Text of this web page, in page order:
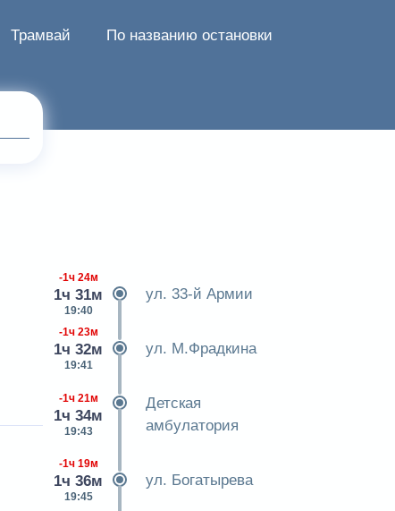
Трамвай По названию остановки
-1ч 24м
1ч 31м
19:40
ул. 33-й Армии
-1ч 23м
1ч 32м
19:41
ул. М.Фрадкина
-1ч 21м
1ч 34м
19:43
Детская
амбулатория
-1ч 19м
1ч 36м
19:45
ул. Богатырева